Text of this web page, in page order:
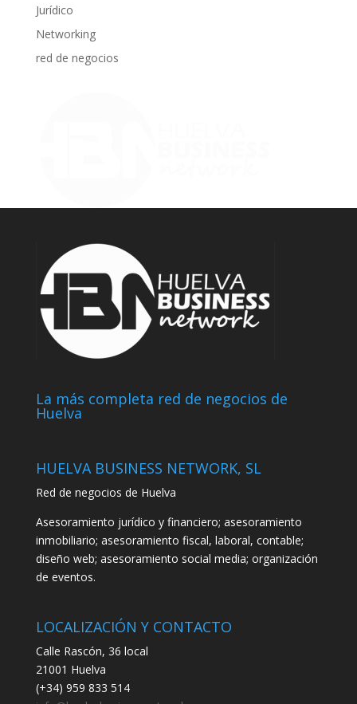
Jurídico
Networking
red de negocios
La más completa red de negocios de
Huelva
HUELVA BUSINESS NETWORK, SL
Red de negocios de Huelva
Asesoramiento jurídico y financiero; asesoramiento
inmobiliario; asesoramiento fiscal, laboral, contable;
diseño web; asesoramiento social media; organización
de eventos.
LOCALIZACIÓN Y CONTACTO
Calle Rascón, 36 local
21001 Huelva
(+34) 959 833 514